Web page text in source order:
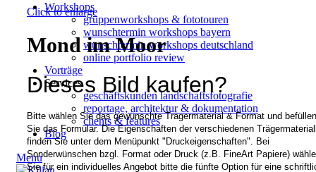
Workshops
gruppenworkshops & fototouren
wunschtermin workshops bayern
wunschtermin workshops deutschland
online portfolio review
Vorträge
Services
geschäftskunden landschaftsfotografie
reportage, architektur & dokumentation
clients & features
Blog
Menu
Click to enlarge
Mond im Moor
Dieses Bild kaufen?
Bitte wählen Sie das gewünschte Trägermaterial & Format und befüllen
Sie das Formular. Die Eigenschaften der verschiedenen
finden Sie unter dem Menüpunkt "Druckeigenschaften". Bei
Sonderwünschen bzgl. Format oder Druck (z.B. FineArt Papiere)
Sie für ein individuelles Angebot bitte die fünfte Option für eine